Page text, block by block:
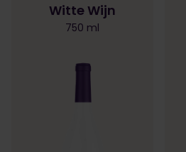
Witte Wijn
750 ml